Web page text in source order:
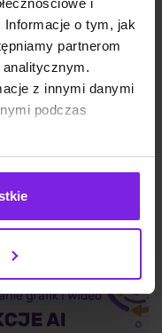
i
o tym, jak
partnerom
z innymi danymi
podczas
i jak działa?
Wojciech Wabno